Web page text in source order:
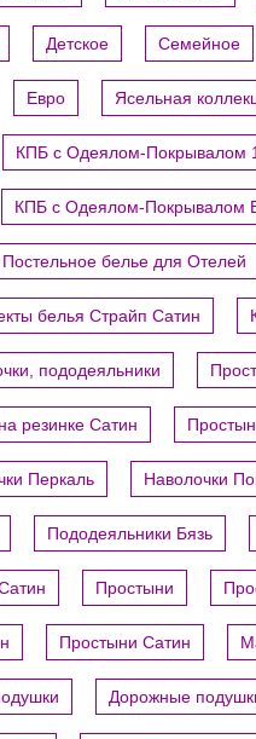
Детское Семейное
Евро Ясельная
КПБ с Одеялом-Покрывалом
КПБ с Одеялом-Покрывалом
Постельное белье для Отелей
белья Страйп Сатин
пододеяльники
резинке Сатин
Перкаль Наволочки
Пододеяльники Бязь
Простыни
Простыни Сатин
Дорожные